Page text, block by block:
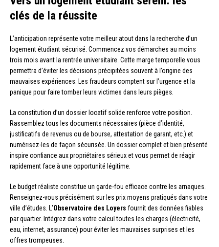
clés de la réussite
L’anticipation représente votre meilleur atout dans la recherche d’un
logement étudiant sécurisé. Commencez vos démarches au moins
trois mois avant la rentrée universitaire. Cette marge temporelle vous
permettra d’éviter les décisions précipitées souvent à l’origine des
mauvaises expériences. Les fraudeurs comptent sur l’urgence et la
panique pour faire tomber leurs victimes dans leurs pièges.
La constitution d’un dossier locatif solide renforce votre position.
Rassemblez tous les documents nécessaires (pièce d’identité,
justificatifs de revenus ou de bourse, attestation de garant, etc.) et
numérisez-les de façon sécurisée. Un dossier complet et bien présenté
inspire confiance aux propriétaires sérieux et vous permet de réagir
rapidement face à une opportunité légitime.
Le budget réaliste constitue un garde-fou efficace contre les arnaques.
Renseignez-vous précisément sur les prix moyens pratiqués dans votre
ville d’études. L’Observatoire des Loyers fournit des données fiables
par quartier. Intégrez dans votre calcul toutes les charges (électricité,
eau, internet, assurance) pour éviter les mauvaises surprises et les
offres trompeuses.